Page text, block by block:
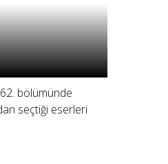
bölümünde
seçtiği eserleri